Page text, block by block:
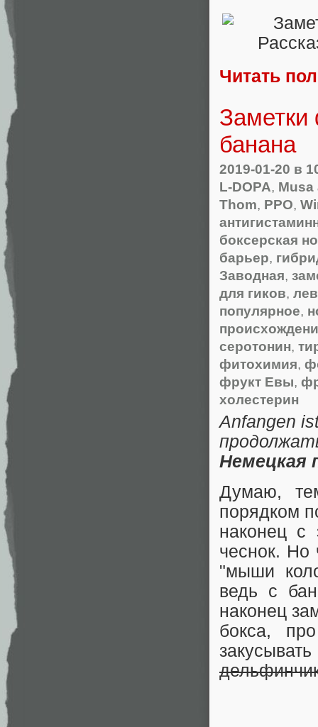
Читать
Заметки
банана
2019-01-20 в
L-DOPA, Musa
Thom, PPO,
боксерская
барьер,
Заводная,
для гиков,
популярное,
серотонин,
фитохимия,
фрукт Евы,
холестерин
Anfangen
Немецкая
Думаю,
порядком
наконец с
чеснок. Но
"мыши
ведь с
наконец
бокса,